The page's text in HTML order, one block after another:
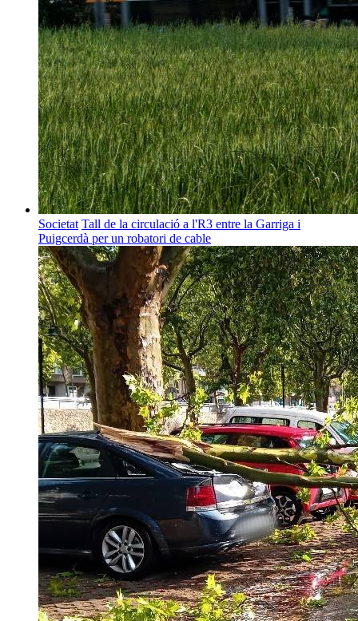
Societat Tall de la circulació a l'R3 entre la Garriga i
Puigcerdà per un robatori de cable